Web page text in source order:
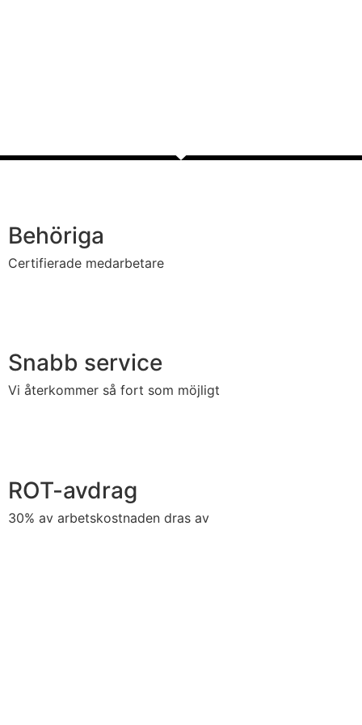
Behöriga
Certifierade medarbetare
Snabb service
Vi återkommer så fort som möjligt
ROT-avdrag
30% av arbetskostnaden dras av